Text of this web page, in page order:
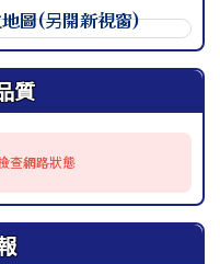
震），呈現校園整體配
質
查網路狀態